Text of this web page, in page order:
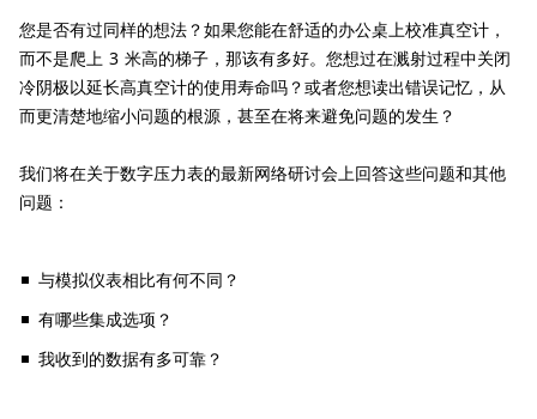
您是否有过同样的想法？如果您能在舒适的办公桌上校准真空计，
而不是爬上 3 米高的梯子，那该有多好。您想过在溅射过程中关闭
冷阴极以延长高真空计的使用寿命吗？或者您想读出错误记忆，从
而更清楚地缩小问题的根源，甚至在将来避免问题的发生？
我们将在关于数字压力表的最新网络研讨会上回答这些问题和其他
问题：
与模拟仪表相比有何不同？
有哪些集成选项？
我收到的数据有多可靠？